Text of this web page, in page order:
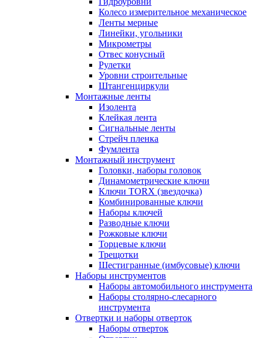
Колесо измерительное механическое
Ленты мерные
Линейки, угольники
Микрометры
Отвес конусный
Рулетки
Уровни строительные
Штангенциркули
Монтажные ленты
Изолента
Клейкая лента
Сигнальные ленты
Стрейч пленка
Фумлента
Монтажный инструмент
Головки, наборы головок
Динамометрические ключи
Ключи TORX (звездочка)
Комбинированные ключи
Наборы ключей
Разводные ключи
Рожковые ключи
Торцевые ключи
Трещотки
Шестигранные (имбусовые) ключи
Наборы инструментов
Наборы автомобильного инструмента
Наборы столярно-слесарного
инструмента
Отвертки и наборы отверток
Наборы отверток